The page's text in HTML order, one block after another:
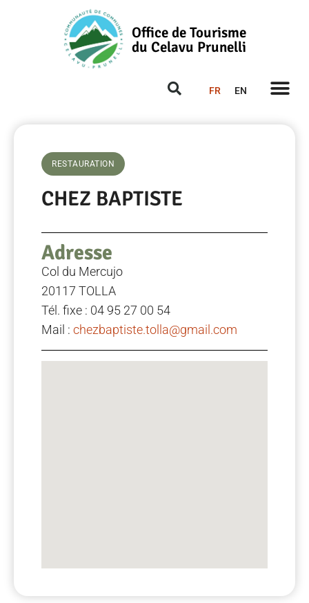
Office de Tourisme
du Celavu Prunelli
FR EN
RESTAURATION
CHEZ BAPTISTE
Adresse
Col du Mercujo
20117 TOLLA
Tél. fixe : 04 95 27 00 54
Mail : chezbaptiste.tolla@gmail.com